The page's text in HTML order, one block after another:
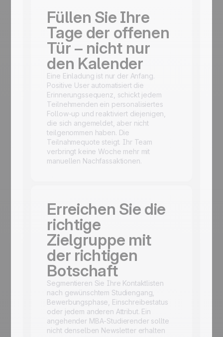
Füllen Sie Ihre
Tage der offenen
Tür – nicht nur
den Kalender
Eine Einladung ist nur der Anfang.
Positive User automatisiert die
Erinnerungssequenz, schickt jedem
Teilnehmenden ein personalisiertes
Follow-up und reaktiviert diejenigen,
die sich angemeldet, aber nicht
teilgenommen haben. Die
Teilnahmequote steigt. Ihr Team
verbringt keine Woche mehr mit
manuellen Nachfassaktionen.
Erreichen Sie die
richtige
Zielgruppe mit
der richtigen
Botschaft
Segmentieren Sie Ihre Kontaktlisten
nach gewünschtem Studiengang,
Bewerbungsphase, Einschreibestatus
oder jedem anderen Attribut. Ein
angehender MBA-Studierender sollte
nicht denselben Newsletter erhalten